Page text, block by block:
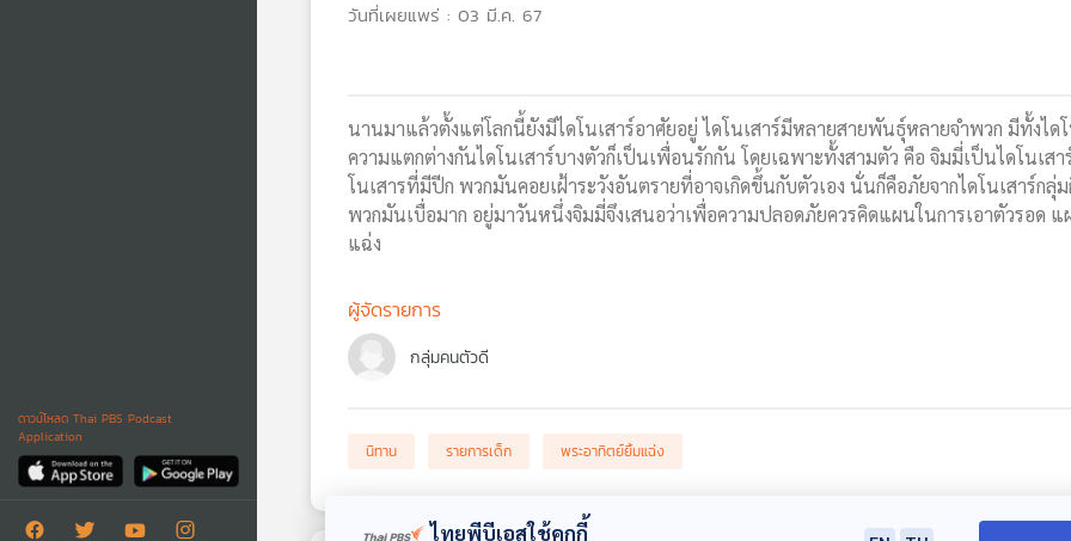
ดาวน์โหลด Thai PBS Podcast
Application
วันที่เผยแพร่ : 03 มี.ค. 67
นานมาแล้วตั้งแต่โลกนี้ยังมีไดโนเสาร์อาศัยอยู่ ไดโนเสาร์มีหลายสายพันธุ์หลายจำพวก มีทั้งได
ความแตกต่างกันไดโนเสาร์บางตัวก็เป็นเพื่อนรักกัน โดยเฉพาะทั้งสามตัว คือ จิมมี่เป็นไดโนเส
โนเสารที่มีปีก พวกมันคอยเฝ้าระวังอันตรายที่อาจเกิดขึ้นกับตัวเอง นั่นก็คือภัยจากไดโนเสาร์ก
พวกมันเบื่อมาก อยู่มาวันหนึ่งจิมมี่จึงเสนอว่าเพื่อความปลอดภัยควรคิดแผนในการเอาตัวรอด
แฉ่ง
ผู้จัดรายการ
กลุ่มคนตัวดี
นิทาน รายการเด็ก พระอาทิตย์ยิ้มแฉ่ง
ไทยพีบีเอสใช้คุกกี้